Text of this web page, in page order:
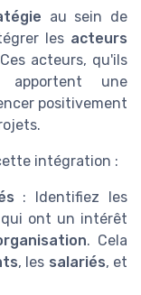
au sein de
les acteurs
acteurs, qu'ils
apportent une
positivement
intégration :
: Identifiez les
qui ont un intérêt
. Cela
, les salariés, et